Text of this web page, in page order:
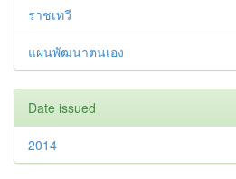
ราชเทวี
แผนพัฒนาตนเอง
Date issued
2014